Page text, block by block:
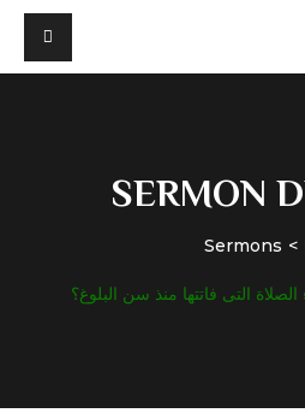
SERMON
Sermons
التى فاتتها منذ سن البلوغ؟